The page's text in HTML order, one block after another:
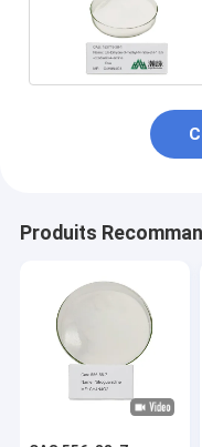
Produits